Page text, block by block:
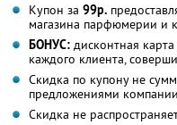
Купон за 99р.
магазина парфюмерии и
БОНУС: дисконтная
каждого клиента,
Скидка по купону не
предложениями компании
Скидка не